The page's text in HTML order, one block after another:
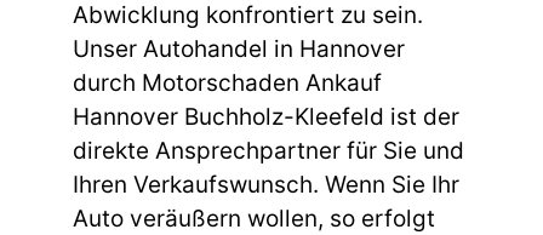
Abwicklung konfrontiert zu sein.
Unser Autohandel in Hannover
durch Motorschaden Ankauf
Hannover Buchholz-Kleefeld ist der
direkte Ansprechpartner für Sie und
Ihren Verkaufswunsch. Wenn Sie Ihr
Auto veräußern wollen, so erfolgt